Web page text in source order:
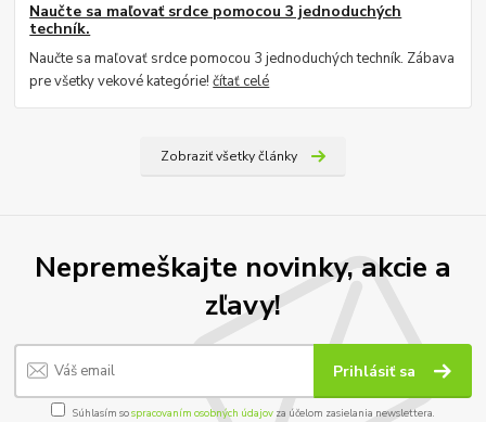
Naučte sa maľovať srdce pomocou 3 jednoduchých
techník.
Naučte sa maľovať srdce pomocou 3 jednoduchých techník. Zábava
pre všetky vekové kategórie!čítať celé
Zobraziť všetky články
Nepremeškajte novinky, akcie a
zľavy!
Prihlásiť sa
Súhlasím sospracovaním osobných údajov za účelom zasielania newslettera.